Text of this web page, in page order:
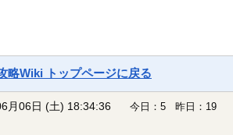
略Wiki トップページに戻る
月06日 (土) 18:34:36
今日：5 昨日：19